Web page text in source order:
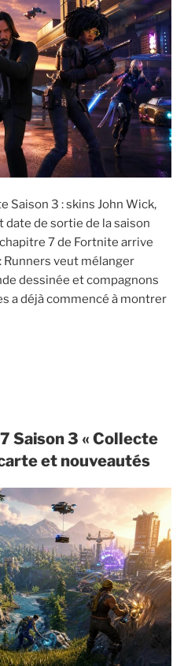
Saison 3 : skins John Wick,
date de sortie de la saison
7 de Fortnite arrive
Runners veut mélanger
dessinée et compagnons
a déjà commencé à montrer
»
Saison 3 « Collecte
et nouveautés